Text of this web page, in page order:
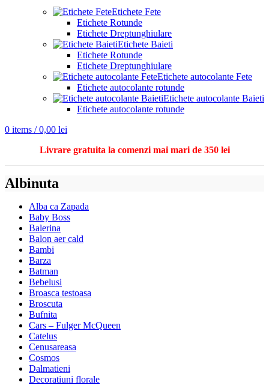
Etichete Fete
Etichete Rotunde
Etichete Dreptunghiulare
Etichete Baieti
Etichete Rotunde
Etichete Dreptunghiulare
Etichete autocolante Fete
Etichete autocolante rotunde
Etichete autocolante Baieti
Etichete autocolante rotunde
0 items / 0,00 lei
Livrare gratuita la comenzi mai mari de 350 lei
Albinuta
Alba ca Zapada
Baby Boss
Balerina
Balon aer cald
Bambi
Barza
Batman
Bebelusi
Broasca testoasa
Broscuta
Bufnita
Cars – Fulger McQueen
Catelus
Cenusareasa
Cosmos
Dalmatieni
Decoratiuni florale